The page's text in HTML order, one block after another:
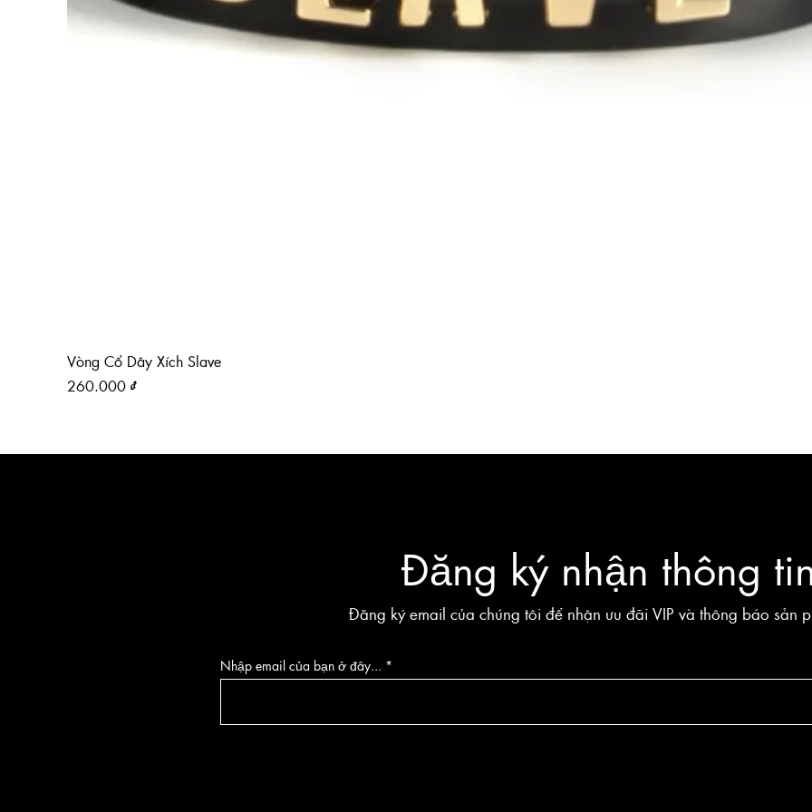
Vòng Cổ Dây Xích Slave
Giá
260.000 ₫
Đăng ký nhận thông
Đăng ký email của chúng tôi để nhận ưu đãi VIP và thông báo sản
Nhập email của bạn ở đây...